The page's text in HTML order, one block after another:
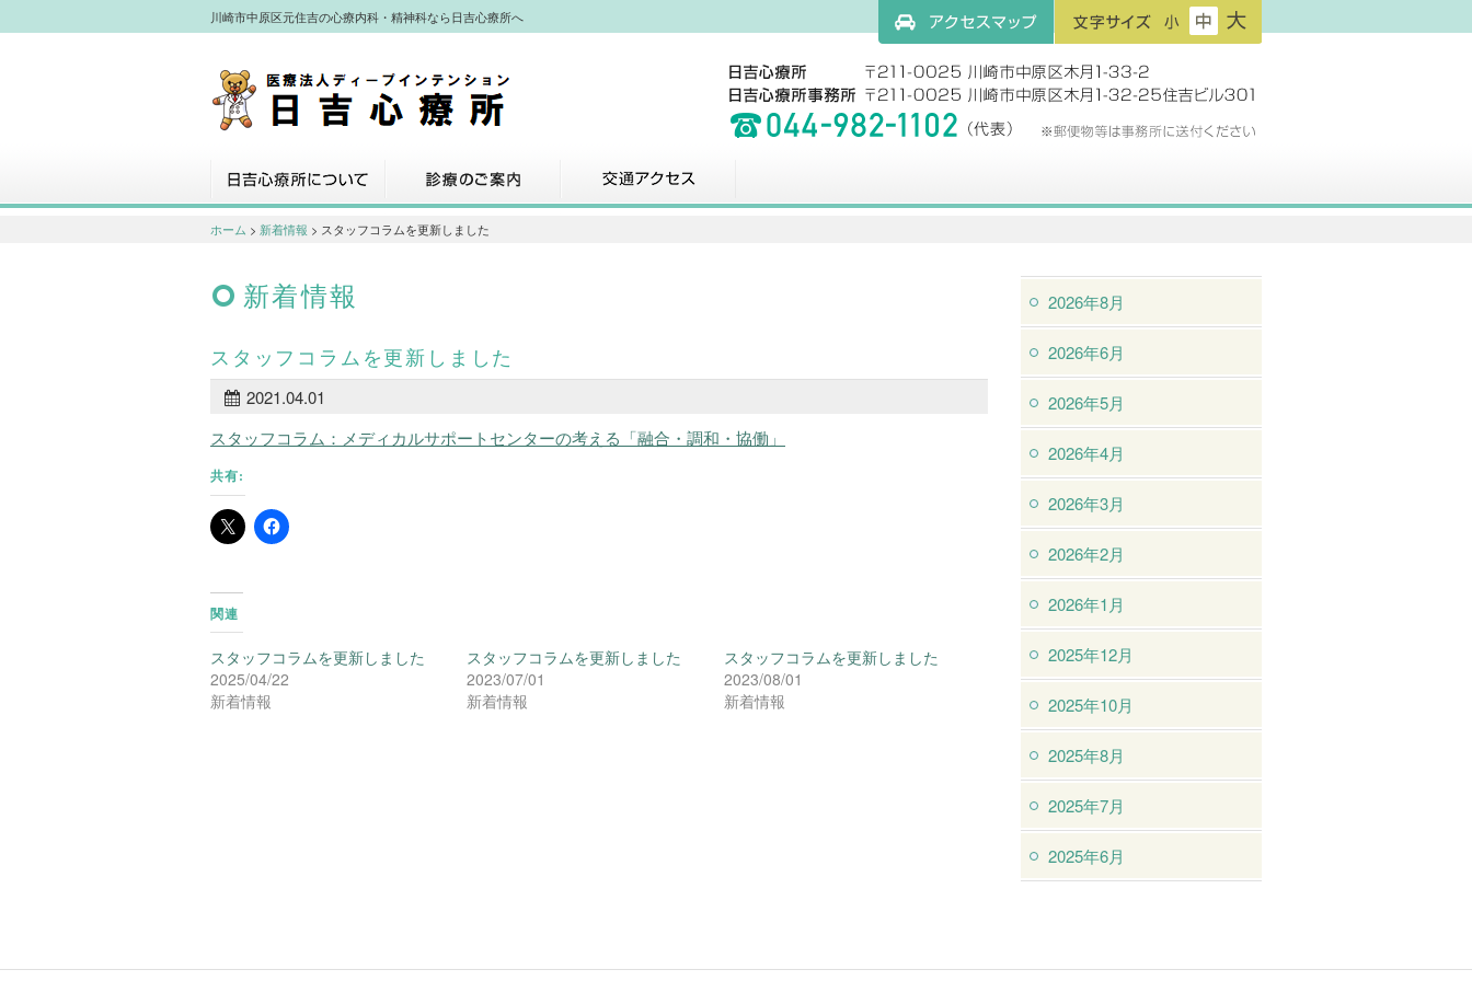
川崎市中原区元住吉の心療内科・精神科なら日吉心療所へ
フ
ン
サ
小
フ
ン
サ
中
フ
ン
サ
大
なら日吉心療所へ
日吉心療所について 診療のご案内
ホーム > 新着情報 > スタッフコラムを更新しました
新着情報
スタッフコラムを更新しました
2021.04.01
スタッフコラム：メディカルサポートセンターの考える「融合・調和・協働」
共有:
関連
スタッフコラムを更新しました
2025/04/22
新着情報
スタッフコラムを更新しました
2023/07/01
新着情報
スタッフコラムを更新しました
2023/08/01
新着情報
2026年8月
2026年6月
2026年5月
2026年4月
2026年3月
2026年2月
2026年1月
2025年12月
2025年10月
2025年8月
2025年7月
2025年6月